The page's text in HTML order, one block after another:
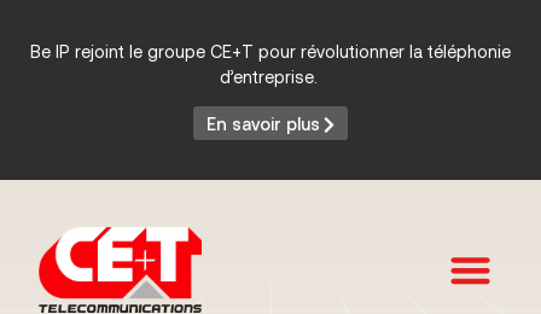
Be IP rejoint le groupe CE+T pour révolutionner la téléphonie
d’entreprise.
En savoir plus